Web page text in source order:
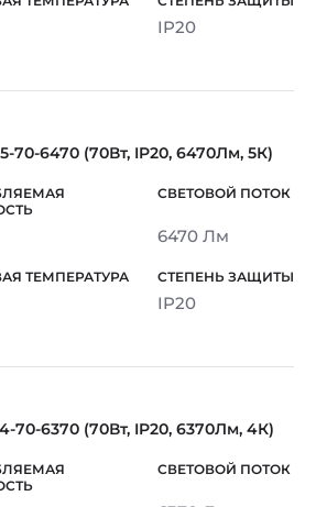
IP20
70-6470 (70Вт, IP20, 6470Лм, 5К)
6470 Лм
IP20
70-6370 (70Вт, IP20, 6370Лм, 4К)